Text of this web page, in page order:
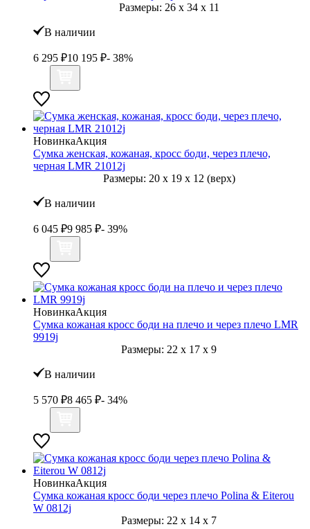
Размеры: 26 x 34 x 11
В наличии
6 295 ₽10 195 ₽- 38%
НовинкаАкция
Сумка женская, кожаная, кросс боди, через плечо,
черная LMR 21012j
Размеры: 20 x 19 x 12 (верх)
В наличии
6 045 ₽9 985 ₽- 39%
НовинкаАкция
Сумка кожаная кросс боди на плечо и через плечо LMR
9919j
Размеры: 22 x 17 x 9
В наличии
5 570 ₽8 465 ₽- 34%
НовинкаАкция
Сумка кожаная кросс боди через плечо Polina & Eiterou
W 0812j
Размеры: 22 x 14 x 7